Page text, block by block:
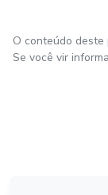
O conteúdo
Se você vir